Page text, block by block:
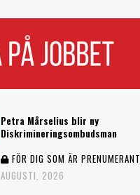
Petra Mårselius blir ny
Diskrimineringsombudsman
FÖR DIG SOM ÄR PRENUMERANT
AUGUSTI, 2026